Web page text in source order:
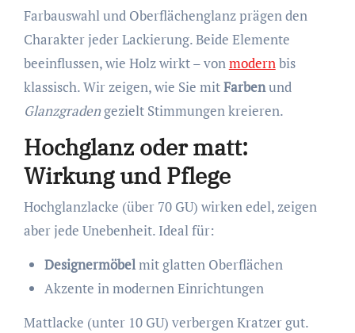
Farbauswahl und Oberflächenglanz prägen den
Charakter jeder Lackierung. Beide Elemente
beeinflussen, wie Holz wirkt – vonmodernbis
klassisch. Wir zeigen, wie Sie mitFarbenund
Glanzgradengezielt Stimmungen kreieren.
Hochglanz oder matt:
Wirkung und Pflege
Hochglanzlacke (über 70 GU) wirken edel, zeigen
aber jede Unebenheit. Ideal für:
Designermöbelmit glatten Oberflächen
Akzente in modernen Einrichtungen
Mattlacke (unter 10 GU) verbergen Kratzer gut.